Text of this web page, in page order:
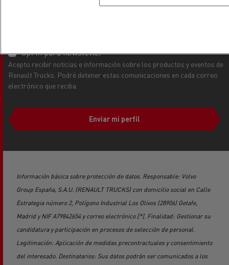
información proporcionada y para poder volver a ponerse en contacto
Opt in para newsletter
Acepto recibir noticias e información sobre los productos y eventos de
Renault Trucks. Podré detener estas comunicaciones en cada correo
electrónico que reciba.
Enviar mi perfil
Información básica sobre protección de datos. Responsable: Volvo
Group España, S.A.U. (RENAULT TRUCKS) con domicilio social en Calle
Estrategia número 2, Polígono Industrial Los Olivos (28906) Getafe,
Madrid y NIF A79842654 y correo electrónico [*]. Finalidad: Gestionar su
candidatura y participación en procesos de selección de personal.
Legitimación: Aplicación de medidas precontractuales y consentimiento
del interesado. Destinatarios: Sus datos podrán ser comunicados a los